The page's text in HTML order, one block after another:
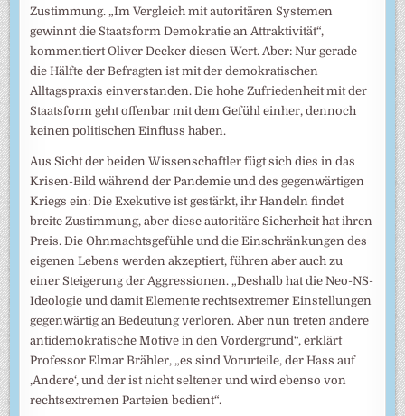
Zustimmung. „Im Vergleich mit autoritären Systemen
gewinnt die Staatsform Demokratie an Attraktivität“,
kommentiert Oliver Decker diesen Wert. Aber: Nur gerade
die Hälfte der Befragten ist mit der demokratischen
Alltagspraxis einverstanden. Die hohe Zufriedenheit mit der
Staatsform geht offenbar mit dem Gefühl einher, dennoch
keinen politischen Einfluss haben.
Aus Sicht der beiden Wissenschaftler fügt sich dies in das
Krisen-Bild während der Pandemie und des gegenwärtigen
Kriegs ein: Die Exekutive ist gestärkt, ihr Handeln findet
breite Zustimmung, aber diese autoritäre Sicherheit hat ihren
Preis. Die Ohnmachtsgefühle und die Einschränkungen des
eigenen Lebens werden akzeptiert, führen aber auch zu
einer Steigerung der Aggressionen. „Deshalb hat die Neo-NS-
Ideologie und damit Elemente rechtsextremer Einstellungen
gegenwärtig an Bedeutung verloren. Aber nun treten andere
antidemokratische Motive in den Vordergrund“, erklärt
Professor Elmar Brähler, „es sind Vorurteile, der Hass auf
‚Andere‘, und der ist nicht seltener und wird ebenso von
rechtsextremen Parteien bedient“.